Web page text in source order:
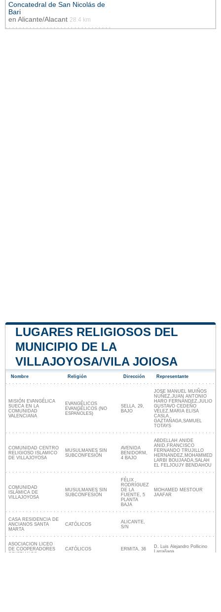
Concatedral de San Nicolás de
Bari
en Alicante/Alacant 28.4 km
LUGARES RELIGIOSOS DEL
MUNICIPIO DE LA
VILLAJOYOSA/VILA JOIOSA
Nombre Religión Dirección Representante
MISIÓN EVANGÉLICA
SUECA EN LA
COMUNIDAD
VALENCIANA
EVANGÉLICOS
EVANGÉLICOS (NO
ESPAÑOLES)
SELLA, 29,
BAJO
JOSE MANUEL MUIÑOS
NUÑEZ,JUAN ANTONIO
HARO FERNÁNDEZ,JULIO
GUSTAVO CEDEÑO
VÉLEZ,MARIA ELISA
CASLA
GAZTAÑAGA,SAMUEL
TOTAYS
COMUNIDAD CENTRO
RELIGIOSO ISLAMICO
DE VILLAJOYOSA
MUSULMANES SIN
SUBCONFESIÓN
AVENIDA
BENIDORM,
4 BAJO
ABDELLAH ANIDE
ANID,FRANCISCO
FERNANDO TRUJILLO
HERNANDEZ,MOHAMMED
LARBI BOUJAADA,SALAH
EL FELJOUJY BENDAHOU
COMUNIDAD
ISLÁMICA DE
VILLAJOYOSA
MUSULMANES SIN
SUBCONFESIÓN
FÉLIX
RODRÍGUEZ
DE LA
FUENTE, 5
PLANTA
BAJA
MOHAMED MESTOUR
JAAFAR
CASA RESIDENCIA DE
ANCIANOS SANTA
MARTA
CATÓLICOS
ALICANTE,
S/N
ASOCIACION LICEO
DE COOPERADORES
CRISTIANOS
CATÓLICOS ERMITA, 36
D. Luis Alejandro Pollicino
Larrañaga